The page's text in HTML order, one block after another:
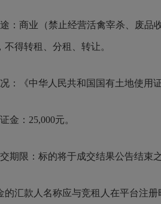
：商业（禁止经营活禽宰杀、废
不得转租、分租、转让。
：《中华人民共和国国有土地使用
金：25,000元。
期限：标的将于成交结果公告结束
的汇款人名称应与竞租人在平台注